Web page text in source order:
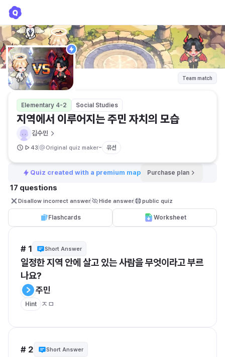
Team match
Elementary 4-2 Social Studies
지역에서 이루어지는 주민 자치의 모습
김수민
43 Original quiz maker- 유선
Quiz created with a premium map Purchase plan
17 questions
Disallow incorrect answer Hide answer public quiz
Flashcards Worksheet
# 1 Short Answer
일정한 지역 안에 살고 있는 사람을 무엇이라고 부르
나요?
주민
Hint ㅈㅁ
# 2 Short Answer